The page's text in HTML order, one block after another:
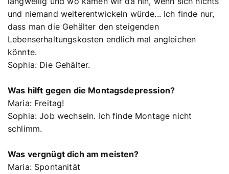
und niemand weiterentwickeln würde... Ich finde nur,
dass man die Gehälter den steigenden
Lebenserhaltungskosten endlich mal angleichen
könnte.
Sophia: Die Gehälter.
Was hilft gegen die Montagsdepression?
Maria: Freitag!
Sophia: Job wechseln. Ich finde Montage nicht
schlimm.
Was vergnügt dich am meisten?
Maria: Spontanität